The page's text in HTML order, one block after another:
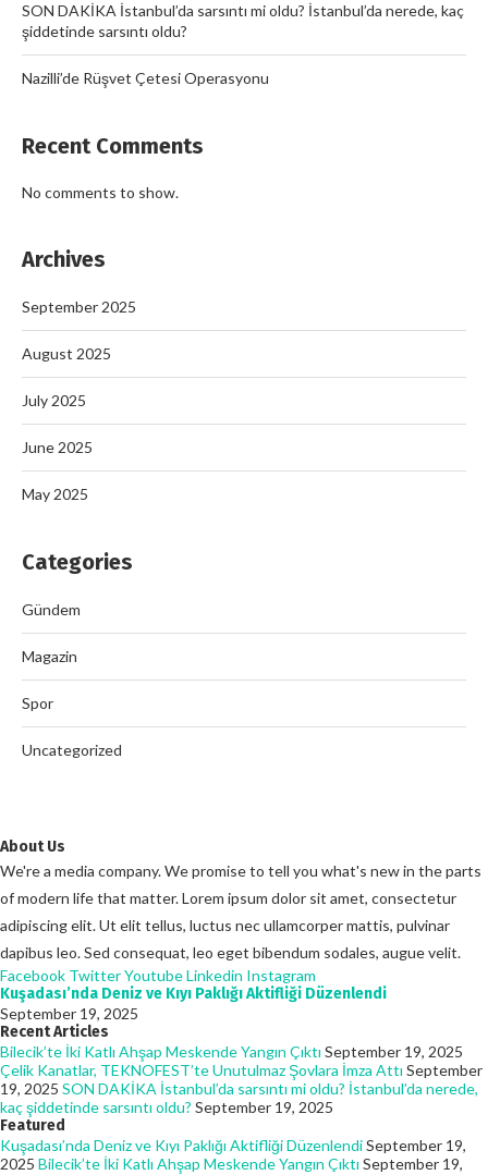
SON DAKİKA İstanbul’da sarsıntı mi oldu? İstanbul’da nerede, kaç
şiddetinde sarsıntı oldu?
Nazilli’de Rüşvet Çetesi Operasyonu
Recent Comments
No comments to show.
Archives
September 2025
August 2025
July 2025
June 2025
May 2025
Categories
Gündem
Magazin
Spor
Uncategorized
About Us
We're a media company. We promise to tell you what's new in the parts
of modern life that matter. Lorem ipsum dolor sit amet, consectetur
adipiscing elit. Ut elit tellus, luctus nec ullamcorper mattis, pulvinar
dapibus leo. Sed consequat, leo eget bibendum sodales, augue velit.
Facebook TwitterYoutubeLinkedin Instagram
Kuşadası’nda Deniz ve Kıyı Paklığı Aktifliği Düzenlendi
September 19, 2025
Recent Articles
Bilecik’te İki Katlı Ahşap Meskende Yangın Çıktı September 19, 2025
Çelik Kanatlar, TEKNOFEST’te Unutulmaz Şovlara İmza Attı September
19, 2025 SON DAKİKA İstanbul’da sarsıntı mi oldu? İstanbul’da nerede,
kaç şiddetinde sarsıntı oldu? September 19, 2025
Featured
Kuşadası’nda Deniz ve Kıyı Paklığı Aktifliği DüzenlendiSeptember 19,
2025 Bilecik’te İki Katlı Ahşap Meskende Yangın Çıktı September 19,